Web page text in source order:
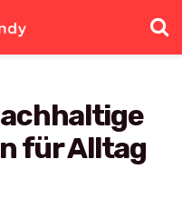
für Alltag